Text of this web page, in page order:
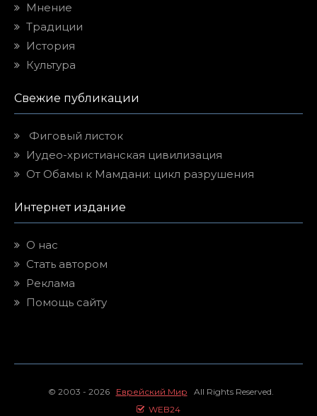
Мнение
Традиции
История
Культура
Свежие публикации
Фиговый листок
Иудео-христианская цивилизация
От Обамы к Мамдани: цикл разрушения
Интернет издание
О нас
Стать автором
Реклама
Помощь сайту
© 2003 - 2026 Еврейский Мир All Rights Reserved.
WEB24